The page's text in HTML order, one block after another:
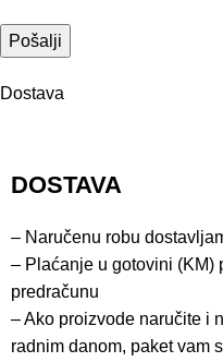
Dostava
DOSTAVA
– Naručenu robu
– Plaćanje u gotovini (KM)
predračunu
– Ako proizvode naručite i
radnim danom, paket vam